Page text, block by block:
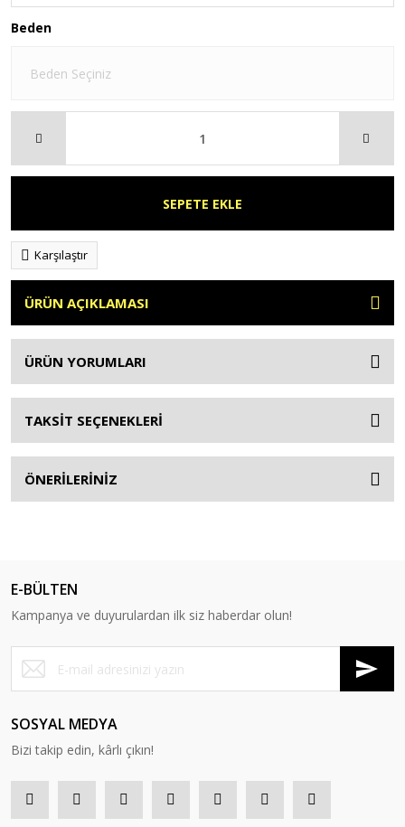
Beden
SEPETE EKLE
Karşılaştır
ÜRÜN AÇIKLAMASI
ÜRÜN YORUMLARI
TAKSİT SEÇENEKLERİ
ÖNERİLERİNİZ
E-BÜLTEN
Kampanya ve duyurulardan ilk siz haberdar olun!
SOSYAL MEDYA
Bizi takip edin, kârlı çıkın!